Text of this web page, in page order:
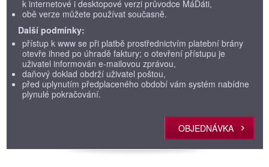
k internetové i desktopové verzi průvodce MáDáti,
obě verze můžete používat současně.
Další podmínky:
přístup k www se při platbě prostřednictvím platební brány
otevře ihned po úhradě faktury; o otevření přístupu je
uživatel informován e-mailovou zprávou,
daňový doklad obdrží uživatel poštou,
před uplynutím předplaceného období vám systém nabídne
plynulé pokračování.
OBJEDNÁVKA